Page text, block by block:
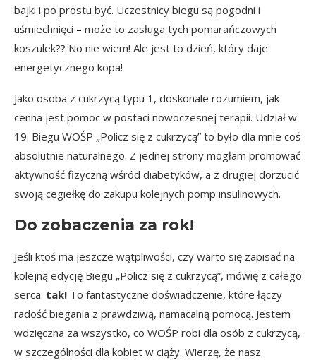
bajki i po prostu być. Uczestnicy biegu są pogodni i
uśmiechnięci – może to zasługa tych pomarańczowych
koszulek?? No nie wiem! Ale jest to dzień, który daje
energetycznego kopa!
Jako osoba z cukrzycą typu 1, doskonale rozumiem, jak
cenna jest pomoc w postaci nowoczesnej terapii. Udział w
19. Biegu WOŚP „Policz się z cukrzycą” to było dla mnie coś
absolutnie naturalnego. Z jednej strony mogłam promować
aktywność fizyczną wśród diabetyków, a z drugiej dorzucić
swoją cegiełkę do zakupu kolejnych pomp insulinowych.
Do zobaczenia za rok!
Jeśli ktoś ma jeszcze wątpliwości, czy warto się zapisać na
kolejną edycję Biegu „Policz się z cukrzycą”, mówię z całego
serca: tak! To fantastyczne doświadczenie, które łączy
radość biegania z prawdziwą, namacalną pomocą. Jestem
wdzięczna za wszystko, co WOŚP robi dla osób z cukrzycą,
w szczególności dla kobiet w ciąży. Wierzę, że nasz